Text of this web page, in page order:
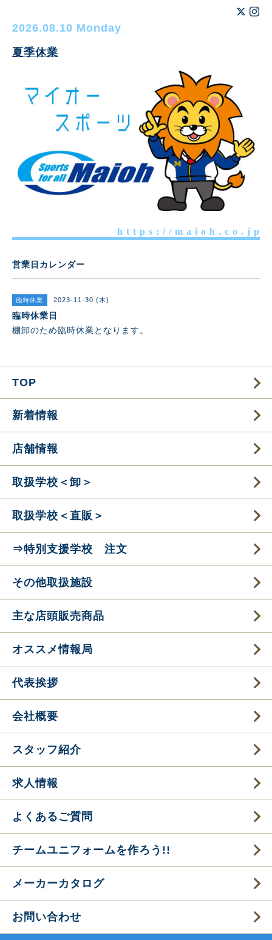
2026.08.10 Monday
夏季休業
h t t p s : / / m a i o h . c o . j p
営業日カレンダー
臨時休業 2023-11-30 (木)
臨時休業日
棚卸のため臨時休業となります。
TOP
新着情報
店舗情報
取扱学校＜卸＞
取扱学校＜直販＞
⇒特別支援学校 注文
その他取扱施設
主な店頭販売商品
オススメ情報局
代表挨拶
会社概要
スタッフ紹介
求人情報
よくあるご質問
チームユニフォームを作ろう!!
メーカーカタログ
お問い合わせ